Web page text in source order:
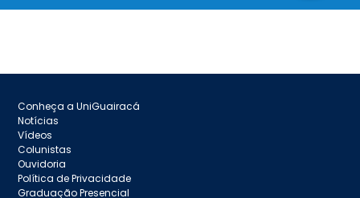
Conheça a UniGuairacá
Notícias
Vídeos
Colunistas
Ouvidoria
Política de Privacidade
Graduação Presencial